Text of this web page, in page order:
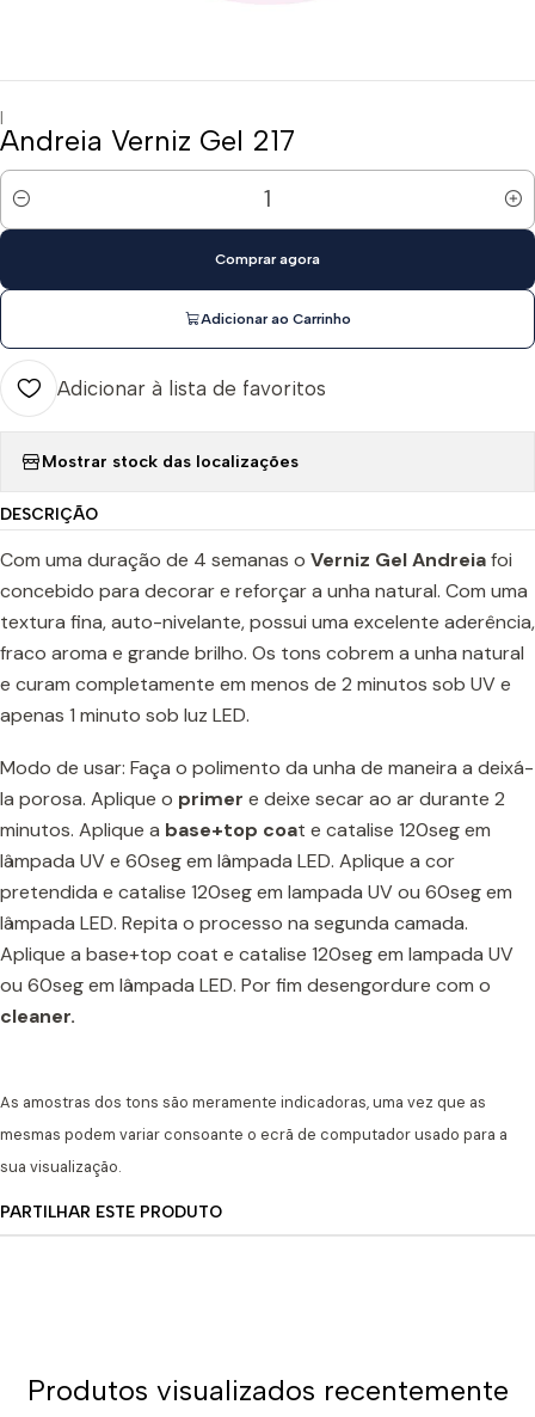
|
Andreia Verniz Gel 217
Quantidade
Adicionar ao Carrinho
Comprar agora
Adicionar à lista de favoritos
Mostrar stock das localizações
DESCRIÇÃO
Com uma duração de 4 semanas o Verniz Gel Andreiafoi
concebido para decorar e reforçar a unha natural. Com uma
textura fina, auto-nivelante, possui uma excelente aderência,
fraco aroma e grande brilho. Os tons cobrem a unha natural
e curam completamente em menos de 2 minutos sob UV e
apenas 1 minuto sob luz LED.
Modo de usar: Faça o polimento da unha de maneira a deixá-
la porosa. Aplique o primer e deixe secar ao ar durante 2
minutos. Aplique a base+top coat e catalise 120seg em
lâmpada UV e 60seg em lâmpada LED. Aplique a cor
pretendida e catalise 120seg em lampada UV ou 60seg em
lâmpada LED. Repita o processo na segunda camada.
Aplique a base+top coat e catalise 120seg em lampada UV
ou 60seg em lâmpada LED. Por fim desengordure com o
cleaner.
As amostras dos tons são meramente indicadoras, uma vez que as
mesmas podem variar consoante o ecrã de computador usado para a
sua visualização.
PARTILHAR ESTE PRODUTO
Produtos visualizados recentemente